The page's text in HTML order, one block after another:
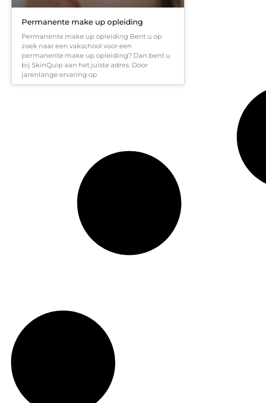
Permanente make up opleiding
Permanente make up opleiding Bent u op
zoek naar een vakschool voor een
permanente make up opleiding? Dan bent u
bij SkinQuip aan het juiste adres. Door
jarenlange ervaring op